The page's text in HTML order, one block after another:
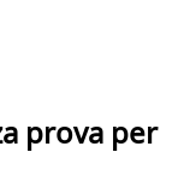
prova per